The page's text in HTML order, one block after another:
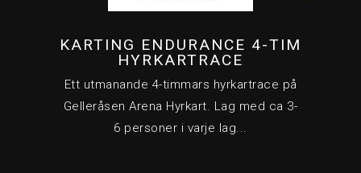
KARTING ENDURANCE 4-TIM
HYRKARTRACE
Ett utmanande 4-timmars hyrkartrace på
Gelleråsen Arena Hyrkart. Lag med ca 3-
6 personer i varje lag...